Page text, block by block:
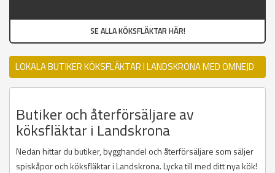
SE ALLA KÖKSFLÄKTAR HÄR!
LOKALA BUTIKER KÖKSFLÄKTAR I LANDSKRONA MED OMNEJD
Butiker och återförsäljare av
köksfläktar i Landskrona
Nedan hittar du butiker, bygghandel och återförsäljare som säljer
spiskåpor och köksfläktar i Landskrona. Lycka till med ditt nya kök!